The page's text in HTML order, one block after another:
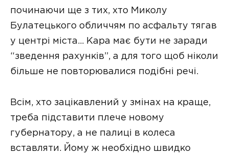
починаючи ще з тих, хто Миколу
Булатецького обличчям по асфальту тягав
у центрі міста… Кара має бути не заради
“зведення рахунків”, а для того щоб ніколи
більше не повторювалися подібні речі.
Всім, хто зацікавлений у змінах на краще,
треба підставити плече новому
губернатору, а не палиці в колеса
вставляти. Йому ж необхідно швидко